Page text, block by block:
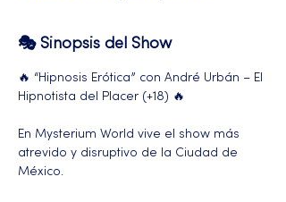
🎭 Sinopsis del Show
🔥 “Hipnosis Erótica” con André Urbán – El
Hipnotista del Placer (+18) 🔥
En Mysterium World vive el show más
atrevido y disruptivo de la Ciudad de
México.